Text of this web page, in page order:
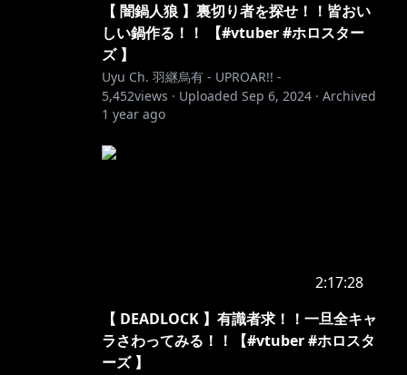
【 闇鍋人狼 】裏切り者を探せ！！皆おい
しい鍋作る！！ 【#vtuber #ホロスター
ズ 】
Uyu Ch. 羽継烏有 - UPROAR!! -
5,452views · Uploaded Sep 6, 2024 · Archived
1 year ago
2:17:28
【 DEADLOCK 】有識者求！！一旦全キャ
ラさわってみる！！【#vtuber #ホロスタ
ーズ 】